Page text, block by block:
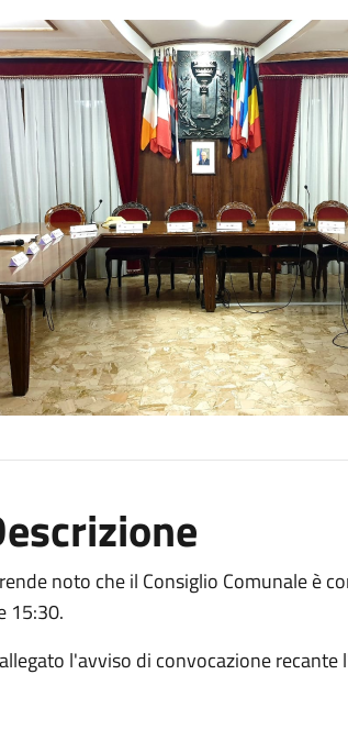
noto che il Consiglio Comunale è
15:30.
l'avviso di convocazione recante